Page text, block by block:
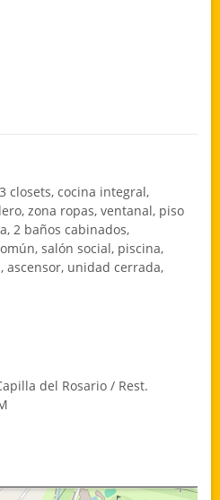
closets, cocina integral,
zona ropas, ventanal, piso
2 baños cabinados,
salón social, piscina,
ascensor, unidad cerrada,
del Rosario / Rest.